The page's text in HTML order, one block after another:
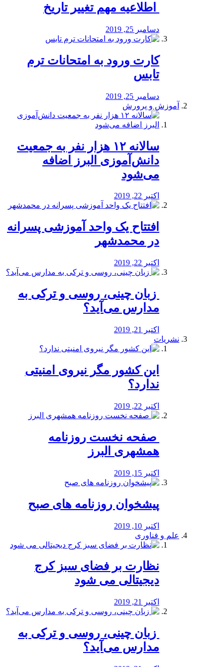
️ اطلاعیه مهم تغییر تاریخ
دسامبر 25, 2019
کارت ورود به امتحانات ترم
تابس
دسامبر 25, 2019
آموزش و پرورش
️سالانه ۱۲ هزار نفر به جمعیت
دانش‌آموزی البرز اضافه
می‌شود
اکتبر 22, 2019
افتتاح یک واحد آموزشی پسرانه
در محمدشهر
اکتبر 22, 2019
️ زبان چینی، روسی و ترکی به
مدارس می‌آید؟
اکتبر 21, 2019
نشریات
این کشور مگر نیروی امنیتی
ندارد؟
اکتبر 22, 2019
️ صفحه نخست روزنامه‌
همشهری البرز
اکتبر 15, 2019
پیشخوان روزنامه های صبح
اکتبر 10, 2019
علم و فناوری
نظارت بر فضای سبز کرج
دیجیتالی می شود
اکتبر 21, 2019
️ زبان چینی، روسی و ترکی به
مدارس می‌آید؟